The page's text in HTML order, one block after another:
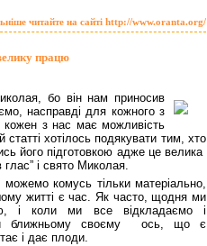
читайте на сайті http://www.oranta.org/
працю
бо він нам приносив
насправді для кожного з
з нас має можливість
хотілось подякувати тим, хто
його підготовкою адже це велика
і свято Миколая.
комусь тільки матеріально,
житті є час. Як часто, щодня ми
і коли ми все відкладаємо і
ближньому своєму ось, що є
і дає плоди.